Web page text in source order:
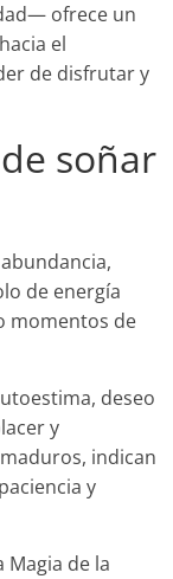
ofrece un
el
de disfrutar y
soñar
de energía
momentos de
deseo
y
indican
y
Magia de la